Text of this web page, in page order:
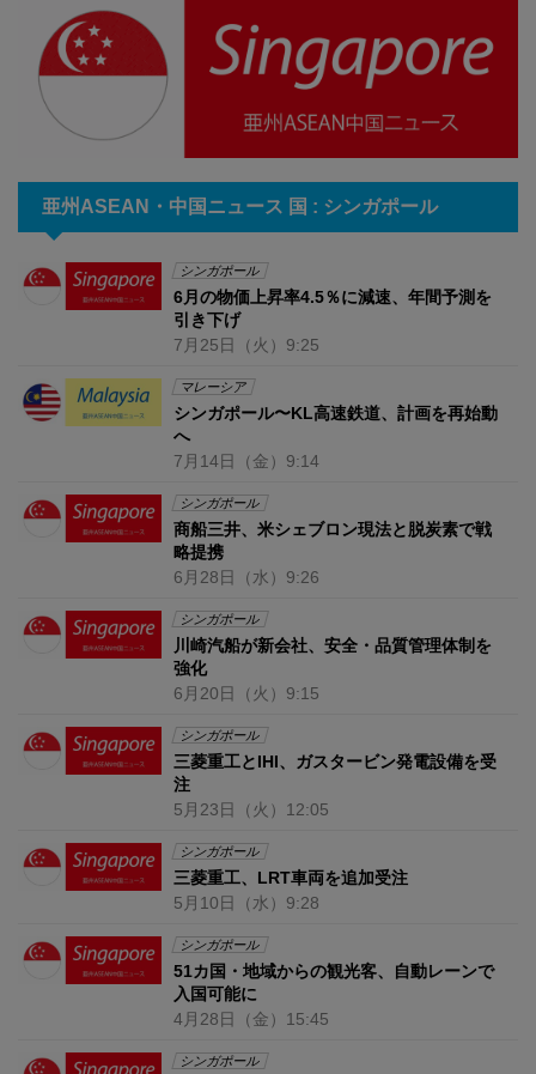
亜州ASEAN・中国ニュース 国 : シンガポール
シンガポール
6月の物価上昇率4.5％に減速、年間予測を
引き下げ
7月25日 （火） 9:25
マレーシア
シンガポール〜KL高速鉄道、計画を再始動
へ
7月14日 （金） 9:14
シンガポール
商船三井、米シェブロン現法と脱炭素で戦
略提携
6月28日 （水） 9:26
シンガポール
川崎汽船が新会社、安全・品質管理体制を
強化
6月20日 （火） 9:15
シンガポール
三菱重工とIHI、ガスタービン発電設備を受
注
5月23日 （火） 12:05
シンガポール
三菱重工、LRT車両を追加受注
5月10日 （水） 9:28
シンガポール
51カ国・地域からの観光客、自動レーンで
入国可能に
4月28日 （金） 15:45
シンガポール